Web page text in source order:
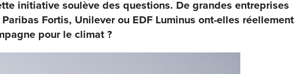
initiative soulève des questions. De grandes entreprises
Fortis, Unilever ou EDF Luminus ont-elles réellement
pour le climat ?